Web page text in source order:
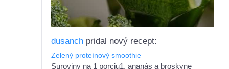
dusanch pridal nový recept:
Zelený proteínový smoothie
Suroviny na 1 porciu1. ananás a broskyne